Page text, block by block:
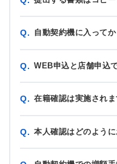
Q. 自動契約機に入って
Q. WEB申込と店舗申込
Q. 在籍確認は実施されま
Q. 本人確認はどのよう